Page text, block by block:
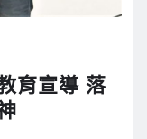
育宣導 落